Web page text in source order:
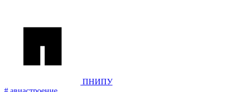
ПНИПУ